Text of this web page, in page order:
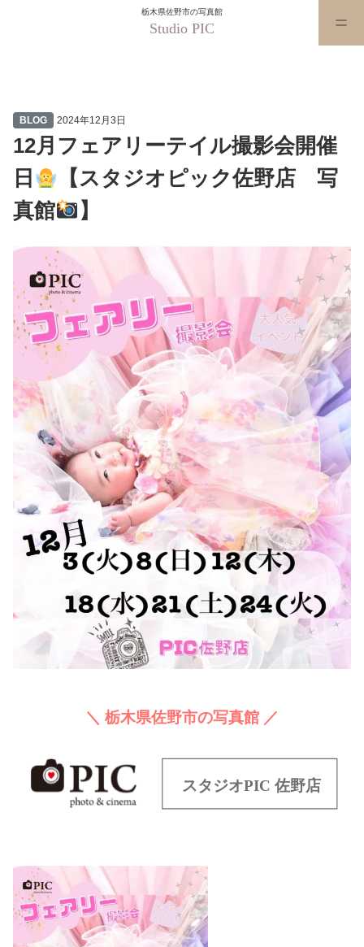
栃木県佐野市の写真館
Studio PIC
BLOG 2024年12月3日
12月フェアリーテイル撮影会開催
日
【スタジオピック佐野店 写
真館
】
＼ 栃木県佐野市の写真館 ／